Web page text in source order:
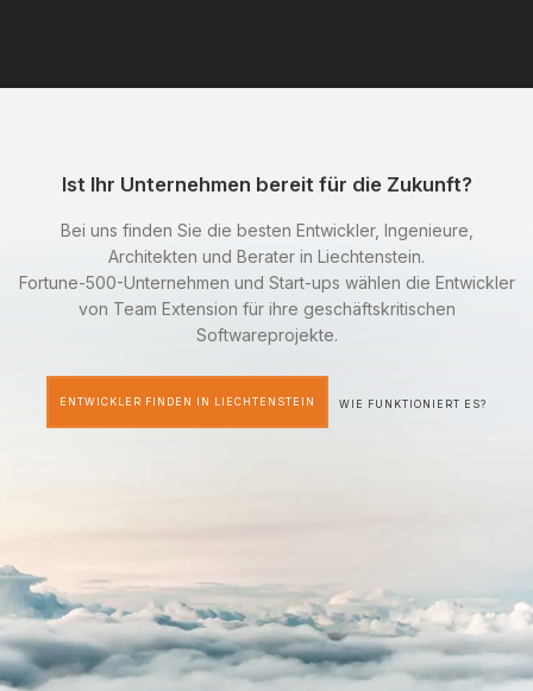
Ist Ihr Unternehmen bereit für die Zukunft?
Bei uns finden Sie die besten Entwickler, Ingenieure,
Architekten und Berater in Liechtenstein.
Fortune-500-Unternehmen und Start-ups wählen die Entwickler
von Team Extension für ihre geschäftskritischen
Softwareprojekte.
ENTWICKLER FINDEN IN LIECHTENSTEIN WIE FUNKTIONIERT ES?